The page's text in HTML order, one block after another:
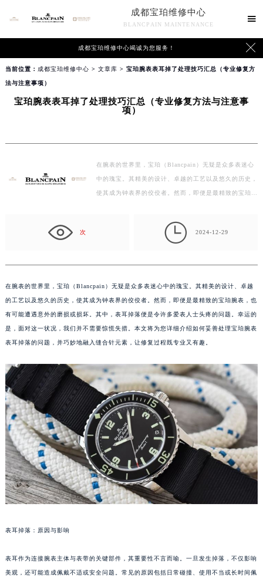
成都宝珀维修中心
BLANCPAIN MAINTENANCE

成都宝珀维修中心竭诚为您服务！ 
当前位置： 成都宝珀维修中心 > 文章库 > 宝珀腕表表耳掉了处理技巧汇总（专业修复方
法与注意事项）
宝珀腕表表耳掉了处理技巧汇总（专业修复方法与注意事
项）
在腕表的世界里，宝珀（Blancpain）无疑是众多表迷心
中的瑰宝。其精美的设计、卓越的工艺以及悠久的历史，
使其成为钟表界的佼佼者。然而，即便是最精致的宝珀腕
次  2024-12-29
在腕表的世界里，宝珀（Blancpain）无疑是众多表迷心中的瑰宝。其精美的设计、卓越
的工艺以及悠久的历史，使其成为钟表界的佼佼者。然而，即便是最精致的宝珀腕表，也
有可能遭遇意外的磨损或损坏。其中，表耳掉落便是令许多爱表人士头疼的问题。幸运的
是，面对这一状况，我们并不需要惊慌失措。本文将为您详细介绍如何妥善处理宝珀腕表
表耳掉落的问题，并巧妙地融入缝合针元素，让修复过程既专业又有趣。
表耳掉落：原因与影响
表耳作为连接腕表主体与表带的关键部件，其重要性不言而喻。一旦发生掉落，不仅影响
美观，还可能造成佩戴不适或安全问题。常见的原因包括日常碰撞、使用不当或长时间佩